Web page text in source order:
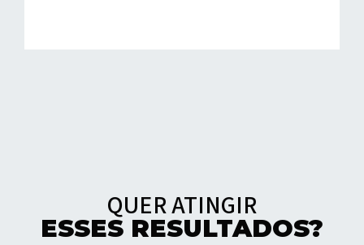
QUER ATINGIR
ESSES RESULTADOS?